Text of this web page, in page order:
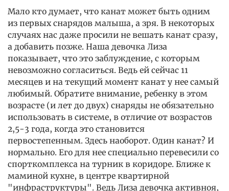
Мало кто думает, что канат может быть одним
из первых снарядов малыша, а зря. В некоторых
случаях нас даже просили не вешать канат сразу,
а добавить позже. Наша девочка Лиза
показывает, что это заблуждение, с которым
невозможно согласиться. Ведь ей сейчас 11
месяцев и на текущий момент канат у нее самый
любимый. Обратите внимание, ребенку в этом
возрасте (и лет до двух) снаряды не обязательно
использовать в системе, в отличие от возрастов
2,5-3 года, когда это становится
первостепенным. Здесь наоборот. Один канат? И
нормально. Его для нее специально перевесили со
спорткомплекса на турник в коридоре. Ближе к
маминой кухне, в центре квартирной
"инфраструктуры". Ведь Лиза девочка активноя,